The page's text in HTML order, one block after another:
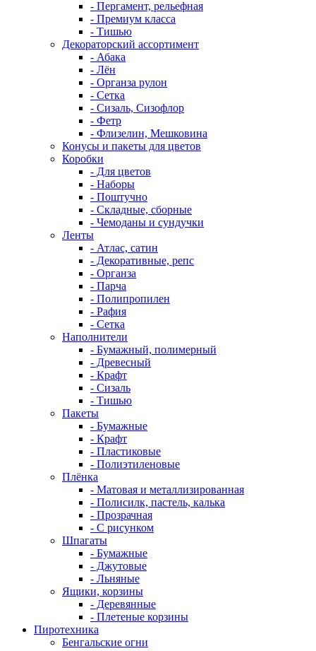
- Пергамент, рельефная
- Премиум класса
- Тишью
Декораторский ассортимент
- Абака
- Лён
- Органза рулон
- Сетка
- Сизаль, Сизофлор
- Фетр
- Флизелин, Мешковина
Конусы и пакеты для цветов
Коробки
- Для цветов
- Наборы
- Поштучно
- Складные, сборные
- Чемоданы и сундучки
Ленты
- Атлас, сатин
- Декоративные, репс
- Органза
- Парча
- Полипропилен
- Рафия
- Сетка
Наполнители
- Бумажный, полимерный
- Древесный
- Крафт
- Сизаль
- Тишью
Пакеты
- Бумажные
- Крафт
- Пластиковые
- Полиэтиленовые
Плёнка
- Матовая и металлизированная
- Полисилк, пастель, калька
- Прозрачная
- С рисунком
Шпагаты
- Бумажные
- Джутовые
- Льняные
Ящики, корзины
- Деревянные
- Плетеные корзины
Пиротехника
Бенгальские огни